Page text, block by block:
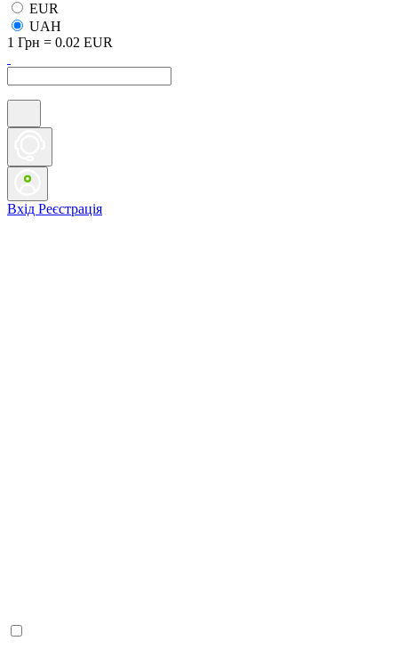
EUR
UAH
1 Грн = 0.02 EUR
Вхід Реєстрація